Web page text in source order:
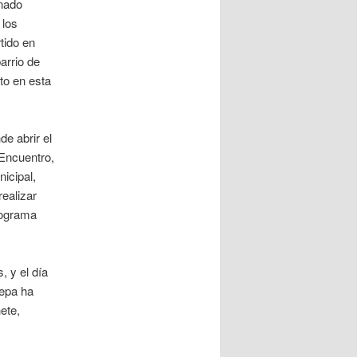
en
de
en esta
abrir el
y el día
ha